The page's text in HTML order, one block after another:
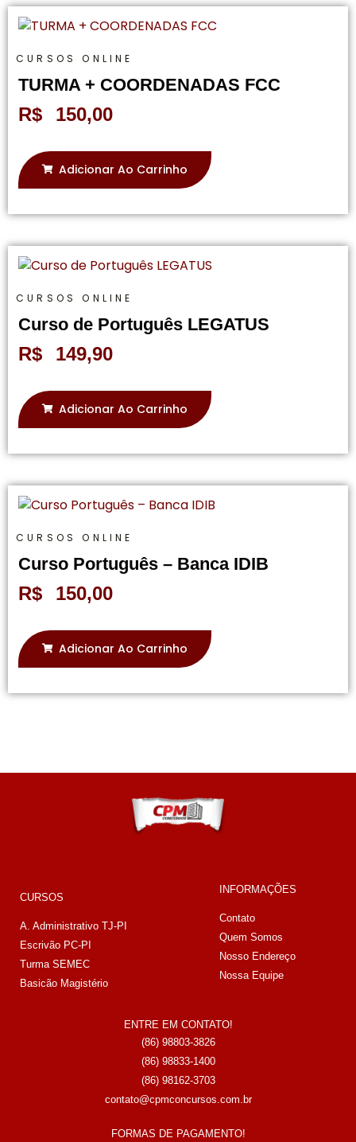
CURSOS ONLINE
TURMA + COORDENADAS FCC
R$ 150,00
Adicionar Ao Carrinho
CURSOS ONLINE
Curso de Português LEGATUS
R$ 149,90
Adicionar Ao Carrinho
CURSOS ONLINE
Curso Português – Banca IDIB
R$ 150,00
Adicionar Ao Carrinho
CURSOS
A. Administrativo TJ-PI
Escrivão PC-PI
Turma SEMEC
Basicão Magistério
INFORMAÇÕES
Contato
Quem Somos
Nosso Endereço
Nossa Equipe
ENTRE EM CONTATO!
(86) 98803-3826
(86) 98833-1400
(86) 98162-3703
contato@cpmconcursos.com.br
FORMAS DE PAGAMENTO!